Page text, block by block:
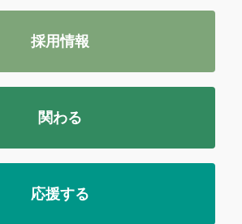
採用情報
関わる
応援する